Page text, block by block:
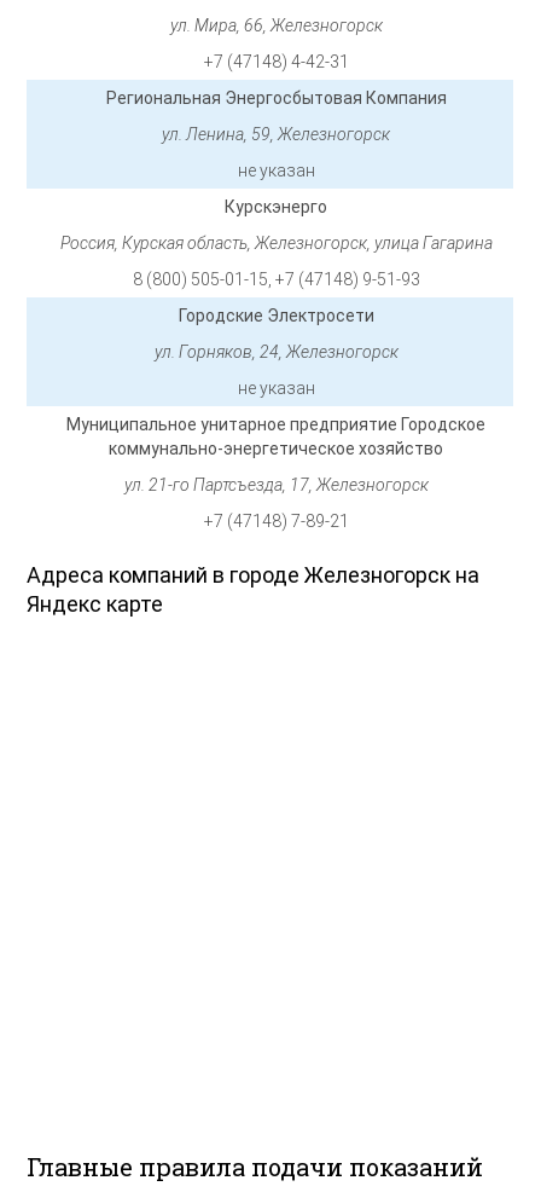
ул. Мира, 66, Железногорск
+7 (47148) 4-42-31
Региональная Энергосбытовая Компания
ул. Ленина, 59, Железногорск
не указан
Курскэнерго
Россия, Курская область, Железногорск, улица Гагарина
8 (800) 505-01-15, +7 (47148) 9-51-93
Городские Электросети
ул. Горняков, 24, Железногорск
не указан
Муниципальное унитарное предприятие Городское
коммунально-энергетическое хозяйство
ул. 21-го Партсъезда, 17, Железногорск
+7 (47148) 7-89-21
Адреса компаний в городе Железногорск на
Яндекс карте
Главные правила подачи показаний